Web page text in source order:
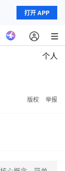
打开 APP
个人
版权 举报